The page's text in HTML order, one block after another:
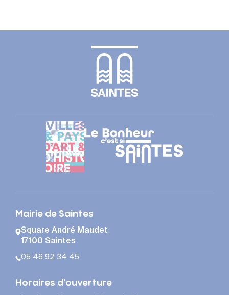
Mairie de Saintes
Square André Maudet
17100 Saintes
05 46 92 34 45
Horaires d'ouverture